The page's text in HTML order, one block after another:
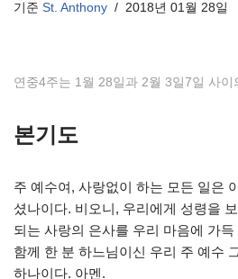
기준 St. Anthony 2018년 01월 28일
연중4주는 1월 28일과 2월 3일7일 사이
본기도
주 예수여, 사랑없이 하는 모든 일은
셨나이다. 비오니, 우리에게 성령을
되는 사랑의 은사를 우리 마음에 가
함께 한 분 하느님이신 우리 주 예수
하나이다. 아멘.